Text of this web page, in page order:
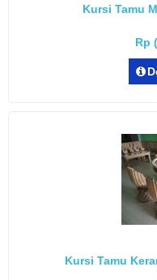
Kursi Tamu
Rp
Kursi Tamu